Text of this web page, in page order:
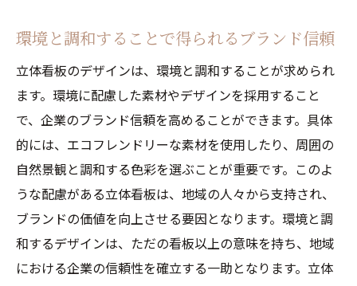
環境と調和することで得られるブランド信頼
立体看板のデザインは、環境と調和することが求められ
ます。環境に配慮した素材やデザインを採用すること
で、企業のブランド信頼を高めることができます。具体
的には、エコフレンドリーな素材を使用したり、周囲の
自然景観と調和する色彩を選ぶことが重要です。このよ
うな配慮がある立体看板は、地域の人々から支持され、
ブランドの価値を向上させる要因となります。環境と調
和するデザインは、ただの看板以上の意味を持ち、地域
における企業の信頼性を確立する一助となります。立体